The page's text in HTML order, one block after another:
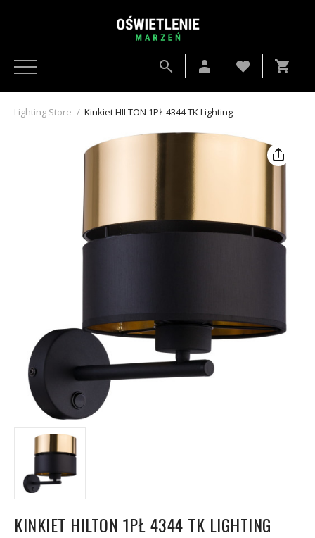
Lighting Store / Kinkiet HILTON 1PŁ 4344 TK Lighting
KINKIET HILTON 1PŁ 4344 TK LIGHTING